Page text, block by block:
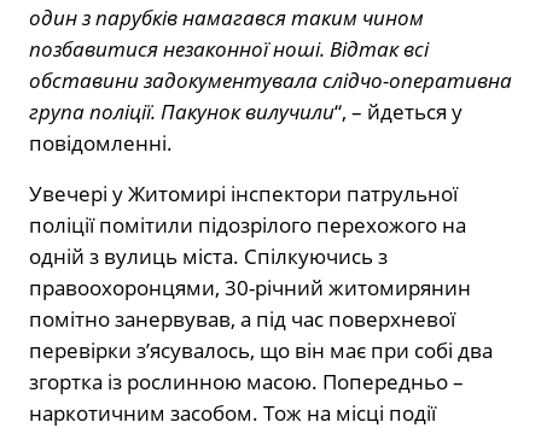
один з парубків намагався таким чином
позбавитися незаконної ноші. Відтак всі
обставини задокументувала слідчо-оперативна
група поліції. Пакунок вилучили“, – йдеться у
повідомленні.
Увечері у Житомирі інспектори патрульної
поліції помітили підозрілого перехожого на
одній з вулиць міста. Спілкуючись з
правоохоронцями, 30-річний житомирянин
помітно занервував, а під час поверхневої
перевірки з’ясувалось, що він має при собі два
згортка із рослинною масою. Попередньо –
наркотичним засобом. Тож на місці події